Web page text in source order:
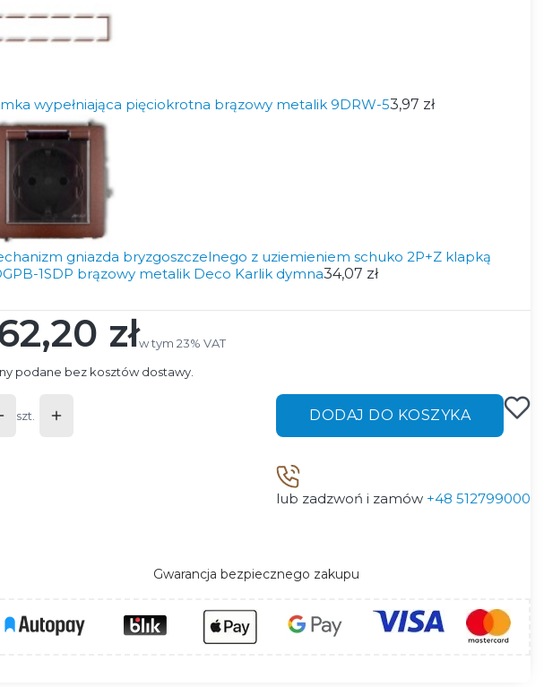
wypełniająca pięciokrotna brązowy metalik 9DRW-53,97 zł
gniazda bryzgoszczelnego z uziemieniem schuko 2P+Z klapką
1SDP brązowy metalik Deco Karlik dymna34,07 zł
złw tym 23% VAT
w tym 23% VAT
podane bez kosztów dostawy.
szt. DODAJ DO KOSZYKA
lub zadzwoń i zamów +48 512799000
Gwarancja bezpiecznego zakupu